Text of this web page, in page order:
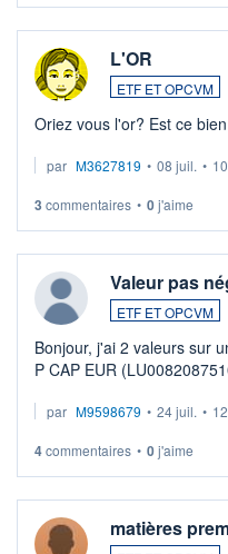
L'OR
ETF ET OPCVM
Oriez vous l'or? Est ce
par M3627819 • 08 juil. •
3 commentaires • 0j'aime
Valeur pas
ETF ET OPCVM
Bonjour, j'ai 2 valeurs sur
P CAP EUR
veux procéder à la vente,
par M9598679 • 24 juil. •
4commentaires • 0j'aime
matières